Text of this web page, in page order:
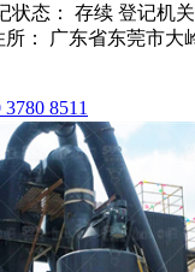
状态： 存续 登记机
所： 广东省东莞市大
8511